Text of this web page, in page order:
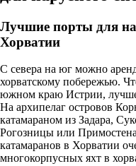
Лучшие порты для
Хорватии
С севера на юг можно
хорватскому побережью.
южном краю Истрии, лучше
На архипелаг островов
катамараном из Задара,
Рогозницы или
катамаранов в Хорватии
многокорпусных яхт в